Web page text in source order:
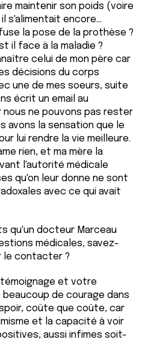
maintenir son poids (voire
s'alimentait encore...
la pose de la prothèse ?
il face à la maladie ?
celui de mon père car
décisions du corps
une de mes soeurs, suite
écrit un email au
ne pouvons pas rester
avons la sensation que le
lui rendre la vie meilleure.
rien, et ma mère la
l'autorité médicale
qu'on leur donne ne sont
avec ce qui avait
qu'un docteur Marceau
médicales, savez-
le contacter ?
et votre
de courage dans
coûte que coûte, car
et la capacité à voir
aussi infimes soit-